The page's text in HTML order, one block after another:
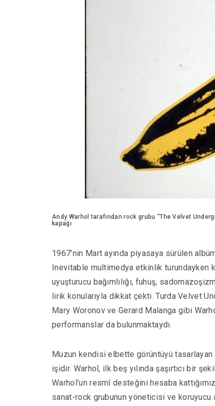
Andy Warhol tarafından rock grubu “The Velvet
kapağı
1967’nin Mart ayında piyasaya sürülen
Inevitable multimedya etkinlik turundayken
uyuşturucu bağımlılığı, fuhuş,
lirik konularıyla dikkat çekti. Turda Velvet
Mary Woronov ve Gerard Malanga gibi
performanslar da bulunmaktaydı.
Muzun kendisi elbette görüntüyü tasarlayan
işidir. Warhol, ilk beş yılında şaşırtıcı bir
Warhol’un resmî desteğini hesaba
sanat-rock grubunun yöneticisi ve